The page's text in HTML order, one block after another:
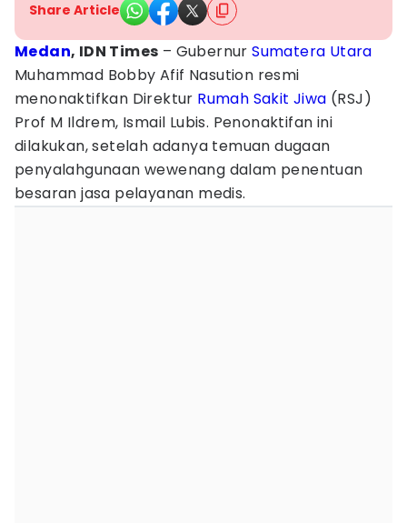
Share Article
Medan, IDN Times – GubernurSumatera Utara
Muhammad Bobby Afif Nasution resmi
menonaktifkan Direktur Rumah Sakit Jiwa (RSJ)
Prof M Ildrem, Ismail Lubis. Penonaktifan ini
dilakukan, setelah adanya temuan dugaan
penyalahgunaan wewenang dalam penentuan
besaran jasa pelayanan medis.